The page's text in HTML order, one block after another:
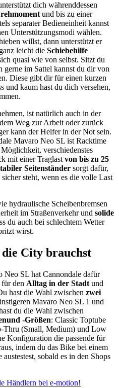
dich währenddessen
und bis zu einer
separater Bedieneinheit kannst
Unterstützungsmodi wählen.
willst, dann unterstützt er
leicht die Schiebehilfe
quasi wie von selbst. Sitzt du
gerne im Sattel kannst du dir von
Diese gibt dir für einen kurzen
und kaum hast du dich versehen,
ist natürlich auch in der
Weg zur Arbeit oder zurück
kann der Helfer in der Not sein.
Mavaro Neo SL ist Racktime
verschiedenstes
mit einer Traglast von bis zu 25
Seitenständer sorgt dafür,
steht, wenn es die volle Last
hydraulische Scheibenbremsen
im Straßenverkehr und solide
du auch bei schlechtem Wetter
wirst.
City brauchst
SL hat Cannondale dafür
für den Alltag in der Stadt und
hast die Wahl zwischen zwei
Mavaro Neo SL 1 und
du die Wahl zwischen
-Größen: Classic Toptube
Thru (Small, Medium) und Low
Konfiguration die passende für
indem du das Bike bei einem
sobald es in den Shops
Händlern bei e-motion!